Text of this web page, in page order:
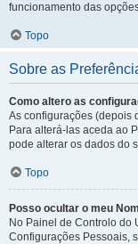
funcionamento das
Topo
Sobre as
Como altero as
As configurações (depois
Para alterá-las aceda ao
pode alterar os dados do
Topo
Posso ocultar o meu
No Painel de Controlo do
Configurações Pessoais,